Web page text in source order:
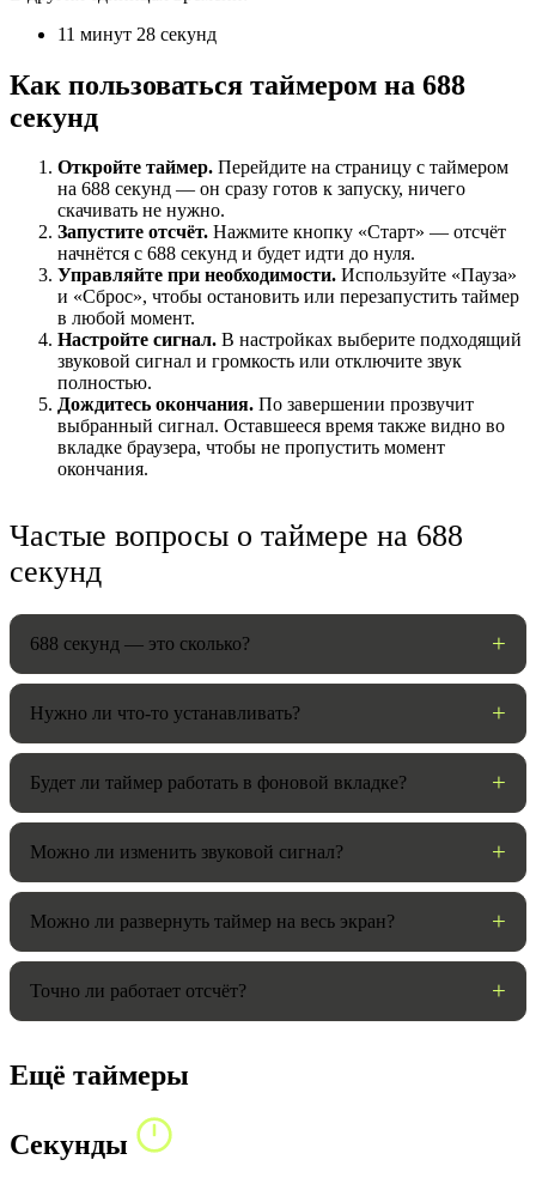
Громкость:
11 минут 28 секунд
Как пользоваться таймером на 688
секунд
Откройте таймер. Перейдите на страницу с таймером
на 688 секунд — он сразу готов к запуску, ничего
скачивать не нужно.
Запустите отсчёт. Нажмите кнопку «Старт» — отсчёт
начнётся с 688 секунд и будет идти до нуля.
Управляйте при необходимости. Используйте «Пауза»
и «Сброс», чтобы остановить или перезапустить таймер
в любой момент.
Настройте сигнал. В настройках выберите подходящий
звуковой сигнал и громкость или отключите звук
полностью.
Дождитесь окончания. По завершении прозвучит
выбранный сигнал. Оставшееся время также видно во
вкладке браузера, чтобы не пропустить момент
окончания.
Частые вопросы о таймере на 688
секунд
688 секунд — это сколько?
Нужно ли что-то устанавливать?
Будет ли таймер работать в фоновой вкладке?
Можно ли изменить звуковой сигнал?
Можно ли развернуть таймер на весь экран?
Точно ли работает отсчёт?
Ещё таймеры
Секунды